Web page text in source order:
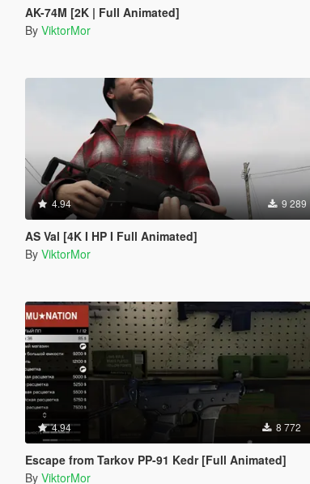
AK-74M [2K | Full Animated]
By ViktorMor
4.94 9 289
AS Val [4K I HP I Full Animated]
By ViktorMor
4.94 8 772
Escape from Tarkov PP-91 Kedr [Full Animated]
By ViktorMor